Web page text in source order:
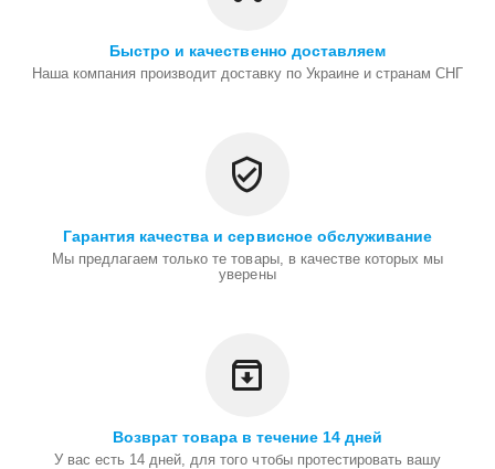
Быстро и качественно доставляем
Наша компания производит доставку по Украине и странам СНГ
Гарантия качества и сервисное обслуживание
Мы предлагаем только те товары, в качестве которых мы
уверены
Возврат товара в течение 14 дней
У вас есть 14 дней, для того чтобы протестировать вашу